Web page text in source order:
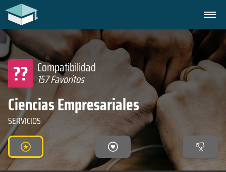
Ciencias Empresariales
Compatibilidad
157 Favoritos
??
SERVICIOS